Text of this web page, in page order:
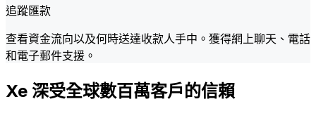
追蹤匯款
查看資金流向以及何時送達收款人手中。獲得網上聊天、電話
和電子郵件支援。
Xe 深受全球數百萬客戶的信賴